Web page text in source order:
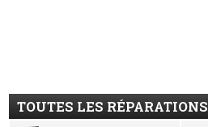
TOUTES LES RÉPARATIONS